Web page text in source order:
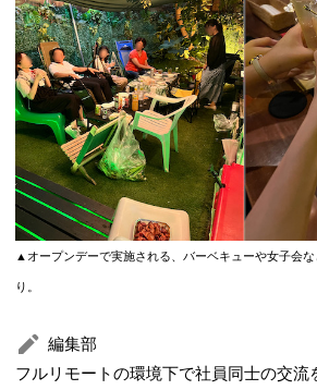
▲オープンデーで実施される、バーベキューや女子会
り。
編集部
フルリモートの環境下で社員同士の交流